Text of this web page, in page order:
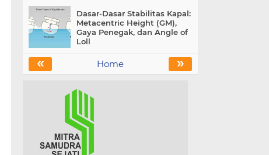
Dasar-Dasar Stabilitas Kapal:
Metacentric Height (GM),
Gaya Penegak, dan Angle of
Loll
« »
Home